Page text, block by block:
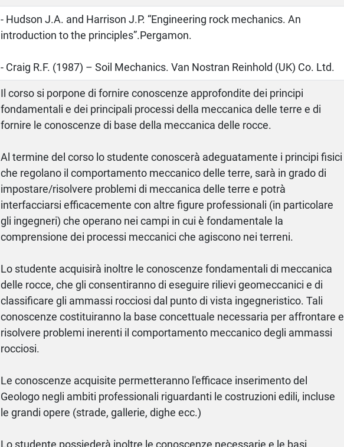
- Hudson J.A. and Harrison J.P. “Engineering rock mechanics. An
introduction to the principles”.Pergamon.
- Craig R.F. (1987) – Soil Mechanics. Van Nostran Reinhold (UK) Co. Ltd.
Il corso si porpone di fornire conoscenze approfondite dei principi
fondamentali e dei principali processi della meccanica delle terre e di
fornire le conoscenze di base della meccanica delle rocce.
Al termine del corso lo studente conoscerà adeguatamente i principi fisici
che regolano il comportamento meccanico delle terre, sarà in grado di
impostare/risolvere problemi di meccanica delle terre e potrà
interfacciarsi efficacemente con altre figure professionali (in particolare
gli ingegneri) che operano nei campi in cui è fondamentale la
comprensione dei processi meccanici che agiscono nei terreni.
Lo studente acquisirà inoltre le conoscenze fondamentali di meccanica
delle rocce, che gli consentiranno di eseguire rilievi geomeccanici e di
classificare gli ammassi rocciosi dal punto di vista ingegneristico. Tali
conoscenze costituiranno la base concettuale necessaria per affrontare e
risolvere problemi inerenti il comportamento meccanico degli ammassi
rocciosi.
Le conoscenze acquisite permetteranno l'efficace inserimento del
Geologo negli ambiti professionali riguardanti le costruzioni edili, incluse
le grandi opere (strade, gallerie, dighe ecc.)
Lo studente possiederà inoltre le conoscenze necessarie e le basi